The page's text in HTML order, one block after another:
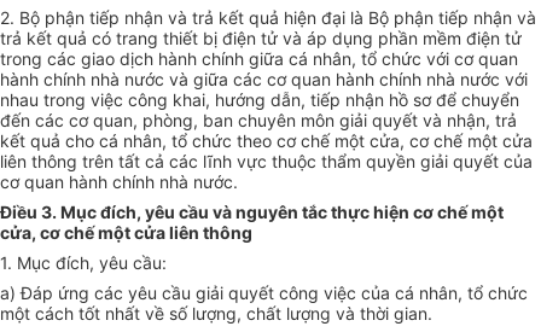
2. Bộ phận tiếp nhận và trả kết quả hiện đại là Bộ phận tiếp nhận và
trả kết quả có trang thiết bị điện tử và áp dụng phần mềm điện tử
trong các giao dịch hành chính giữa cá nhân, tổ chức với cơ quan
hành chính nhà nước và giữa các cơ quan hành chính nhà nước với
nhau trong việc công khai, hướng dẫn, tiếp nhận hồ sơ để chuyển
đến các cơ quan, phòng, ban chuyên môn giải quyết và nhận, trả
kết quả cho cá nhân, tổ chức theo cơ chế một cửa, cơ chế một cửa
liên thông trên tất cả các lĩnh vực thuộc thẩm quyền giải quyết của
cơ quan hành chính nhà nước.
Điều 3. Mục đích, yêu cầu và nguyên tắc thực hiện cơ chế một
cửa, cơ chế một cửa liên thông
1. Mục đích, yêu cầu:
a) Đáp ứng các yêu cầu giải quyết công việc của cá nhân, tổ chức
một cách tốt nhất về số lượng, chất lượng và thời gian.